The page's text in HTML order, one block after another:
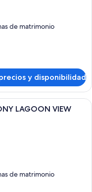
de matrimonio
y disponibilidad
de hotel con dos camas,
LAGOON VIEW
de matrimonio